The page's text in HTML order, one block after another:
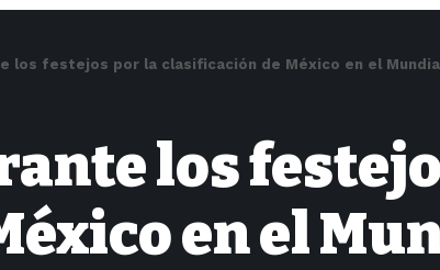
los festejos por la clasificación de México en el
los
en el